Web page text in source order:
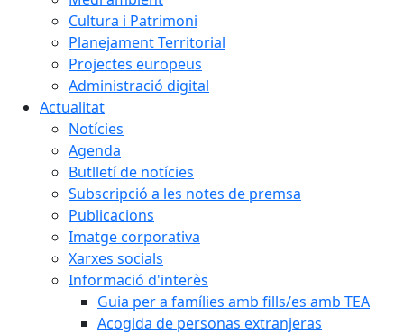
Cultura i Patrimoni
Planejament Territorial
Projectes europeus
Administració digital
Actualitat
Notícies
Agenda
Butlletí de notícies
Subscripció a les notes de premsa
Publicacions
Imatge corporativa
Xarxes socials
Informació d'interès
Guia per a famílies amb fills/es amb TEA
Acogida de personas extranjeras